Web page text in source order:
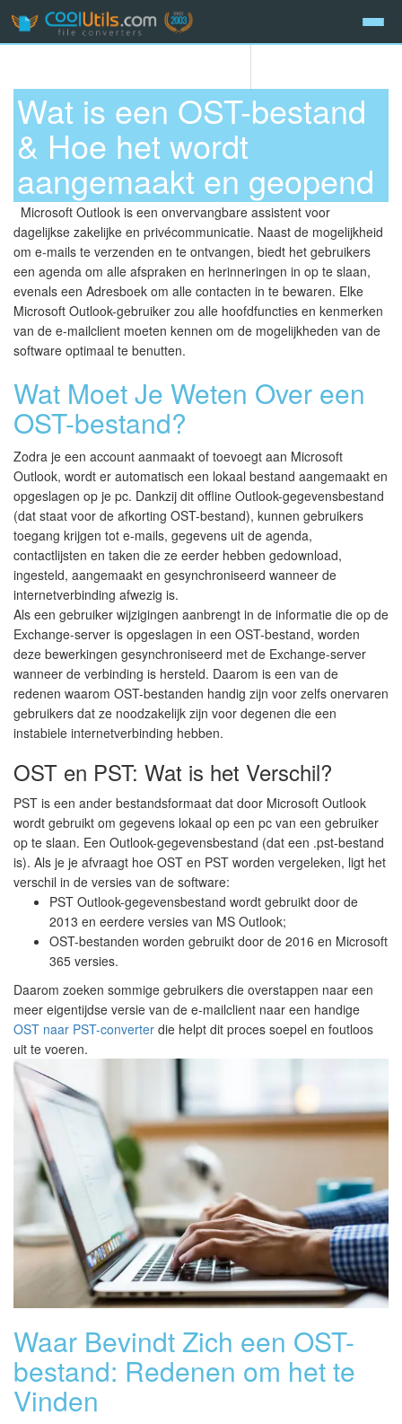
Wat is een OST-bestand
& Hoe het wordt
aangemaakt en geopend
Microsoft Outlook is een onvervangbare assistent voor
dagelijkse zakelijke en privécommunicatie. Naast de mogelijkheid
om e-mails te verzenden en te ontvangen, biedt het gebruikers
een agenda om alle afspraken en herinneringen in op te slaan,
evenals een Adresboek om alle contacten in te bewaren. Elke
Microsoft Outlook-gebruiker zou alle hoofdfuncties en kenmerken
van de e-mailclient moeten kennen om de mogelijkheden van de
software optimaal te benutten.
Wat Moet Je Weten Over een
OST-bestand?
Zodra je een account aanmaakt of toevoegt aan Microsoft
Outlook, wordt er automatisch een lokaal bestand aangemaakt en
opgeslagen op je pc. Dankzij dit offline Outlook-gegevensbestand
(dat staat voor de afkorting OST-bestand), kunnen gebruikers
toegang krijgen tot e-mails, gegevens uit de agenda,
contactlijsten en taken die ze eerder hebben gedownload,
ingesteld, aangemaakt en gesynchroniseerd wanneer de
internetverbinding afwezig is.
Als een gebruiker wijzigingen aanbrengt in de informatie die op de
Exchange-server is opgeslagen in een OST-bestand, worden
deze bewerkingen gesynchroniseerd met de Exchange-server
wanneer de verbinding is hersteld. Daarom is een van de
redenen waarom OST-bestanden handig zijn voor zelfs onervaren
gebruikers dat ze noodzakelijk zijn voor degenen die een
instabiele internetverbinding hebben.
OST en PST: Wat is het Verschil?
PST is een ander bestandsformaat dat door Microsoft Outlook
wordt gebruikt om gegevens lokaal op een pc van een gebruiker
op te slaan. Een Outlook-gegevensbestand (dat een .pst-bestand
is). Als je je afvraagt hoe OST en PST worden vergeleken, ligt het
verschil in de versies van de software:
PST Outlook-gegevensbestand wordt gebruikt door de
2013 en eerdere versies van MS Outlook;
OST-bestanden worden gebruikt door de 2016 en Microsoft
365 versies.
Daarom zoeken sommige gebruikers die overstappen naar een
meer eigentijdse versie van de e-mailclient naar een handige
OST naar PST-converter die helpt dit proces soepel en foutloos
uit te voeren.
Waar Bevindt Zich een OST-
bestand: Redenen om het te
Vinden